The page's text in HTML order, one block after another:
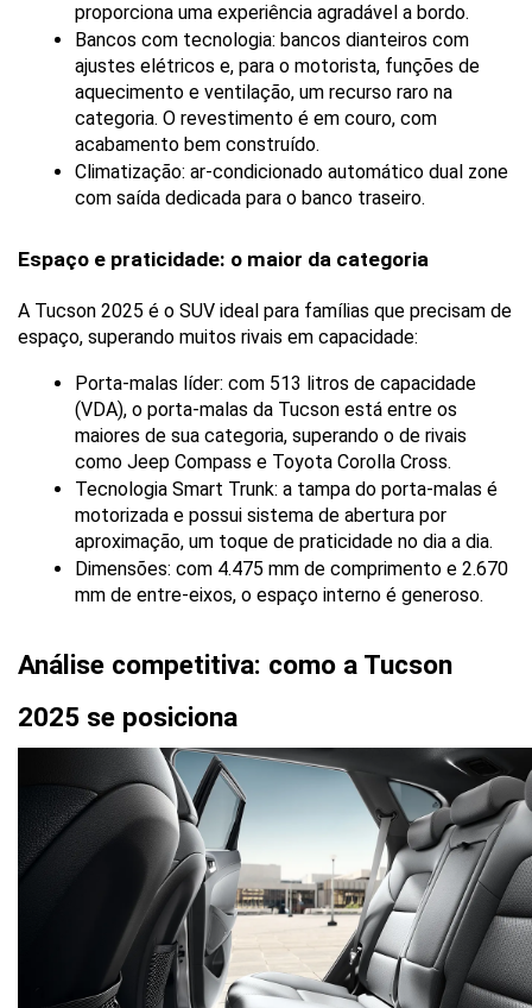
proporciona uma experiência agradável a bordo.
Bancos com tecnologia: bancos dianteiros com
ajustes elétricos e, para o motorista, funções de
aquecimento e ventilação, um recurso raro na
categoria. O revestimento é em couro, com
acabamento bem construído.
Climatização: ar-condicionado automático dual zone
com saída dedicada para o banco traseiro.
Espaço e praticidade: o maior da categoria
A Tucson 2025 é o SUV ideal para famílias que precisam de
espaço, superando muitos rivais em capacidade:
Porta-malas líder: com 513 litros de capacidade
(VDA), o porta-malas da Tucson está entre os
maiores de sua categoria, superando o de rivais
como Jeep Compass e Toyota Corolla Cross.
Tecnologia Smart Trunk: a tampa do porta-malas é
motorizada e possui sistema de abertura por
aproximação, um toque de praticidade no dia a dia.
Dimensões: com 4.475 mm de comprimento e 2.670
mm de entre-eixos, o espaço interno é generoso.
Análise competitiva: como a Tucson
2025 se posiciona